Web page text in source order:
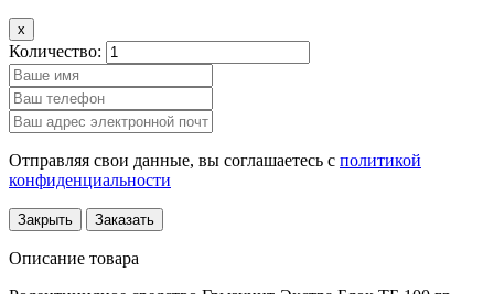
x
Количество:
Отправляя свои данные, вы соглашаетесь с политикой
конфиденциальности
Закрыть Заказать
Описание товара